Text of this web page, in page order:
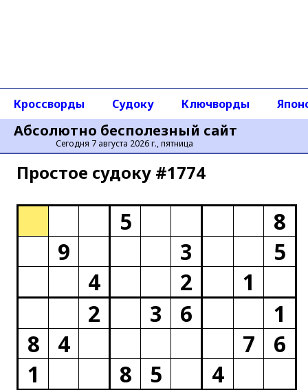
Абсолютно бесполезный сайт
Сегодня 7 августа 2026 г., пятница
Кроссворды Судоку Ключворды
Простое cудоку #1774
5
8
9
3
5
4
2
1
2
3 6
1
8
4 7
6
1
8 5
4